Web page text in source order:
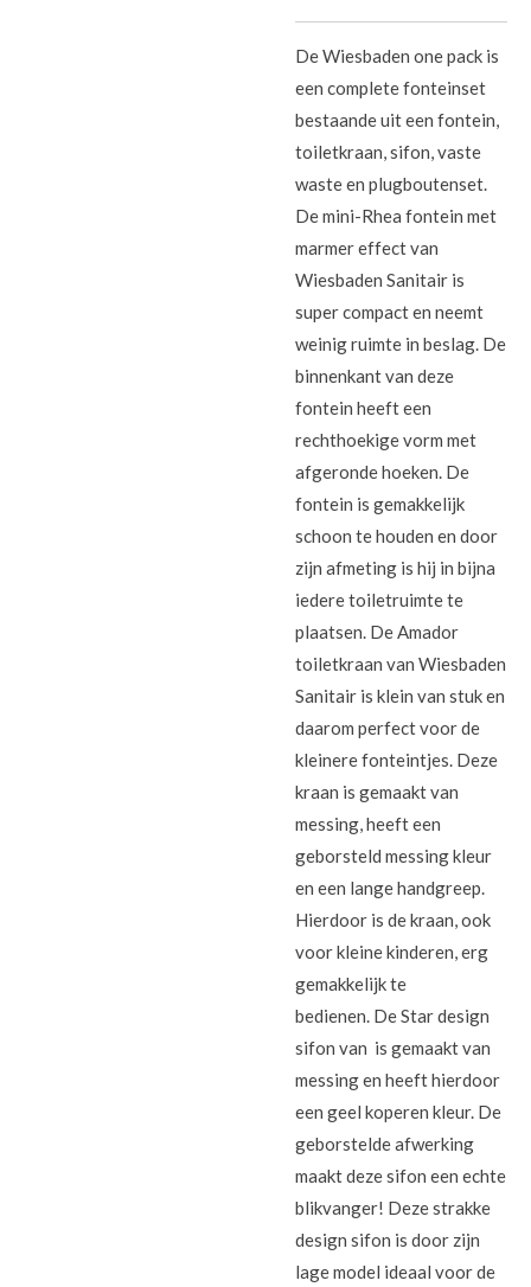
De Wiesbaden one pack is
een complete fonteinset
bestaande uit een fontein,
toiletkraan, sifon, vaste
waste en plugboutenset.
De mini-Rhea fontein met
marmer effect van
Wiesbaden Sanitair is
super compact en neemt
weinig ruimte in beslag. De
binnenkant van deze
fontein heeft een
rechthoekige vorm met
afgeronde hoeken. De
fontein is gemakkelijk
schoon te houden en door
zijn afmeting is hij in bijna
iedere toiletruimte te
plaatsen. De Amador
toiletkraan van Wiesbaden
Sanitair is klein van stuk en
daarom perfect voor de
kleinere fonteintjes. Deze
kraan is gemaakt van
messing, heeft een
geborsteld messing kleur
en een lange handgreep.
Hierdoor is de kraan, ook
voor kleine kinderen, erg
gemakkelijk te
bedienen. De Star design
sifon van is gemaakt van
messing en heeft hierdoor
een geel koperen kleur. De
geborstelde afwerking
maakt deze sifon een echte
blikvanger! Deze strakke
design sifon is door zijn
lage model ideaal voor de